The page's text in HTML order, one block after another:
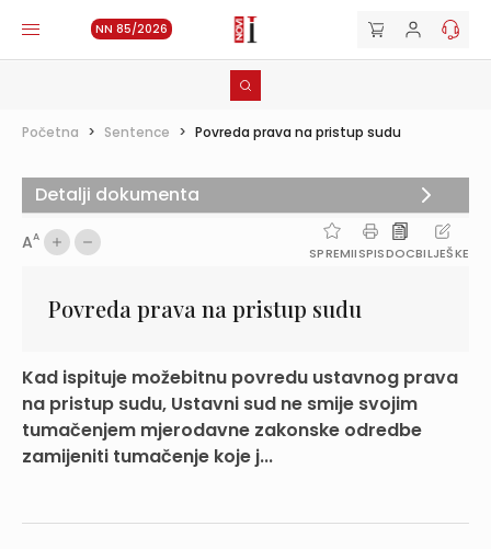
NN 85/2026
Početna > Sentence > Povreda prava na pristup sudu
AA
SPREMIISPISDOCBILJEŠKE
Povreda prava na pristup sudu
Kad ispituje možebitnu povredu ustavnog prava
na pristup sudu, Ustavni sud ne smije svojim
tumačenjem mjerodavne zakonske odredbe
zamijeniti tumačenje koje j...
Detalji dokumenta